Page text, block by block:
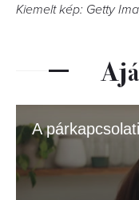
Kiemelt kép: Getty